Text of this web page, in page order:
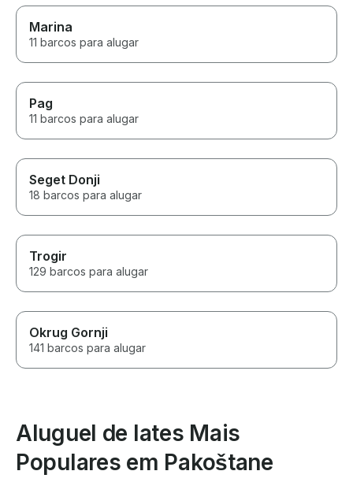
Marina
11 barcos para alugar
Pag
11 barcos para alugar
Seget Donji
18 barcos para alugar
Trogir
129 barcos para alugar
Okrug Gornji
141 barcos para alugar
Aluguel de Iates Mais
Populares em Pakoštane